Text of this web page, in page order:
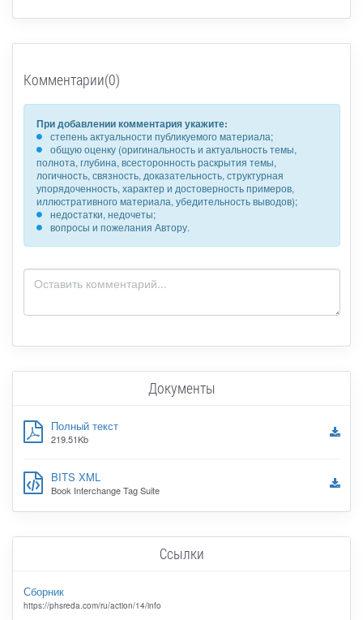
Комментарии(0)
При добавлении комментария укажите:
степень актуальности публикуемого материала;
общую оценку (оригинальность и актуальность темы,
полнота, глубина, всесторонность раскрытия темы,
логичность, связность, доказательность, структурная
упорядоченность, характер и достоверность примеров,
иллюстративного материала, убедительность выводов);
недостатки, недочеты;
вопросы и пожелания Автору.
Документы
Полный текст
219.51Kb
BITS XML
Book Interchange Tag Suite
Ссылки
Сборник
https://phsreda.com/ru/action/14/info